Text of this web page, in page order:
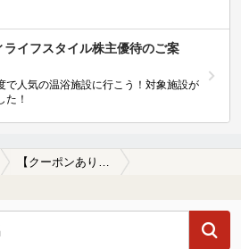
ライフスタイル株主優待のご案
で人気の温浴施設に行こう！対象施設が
た！